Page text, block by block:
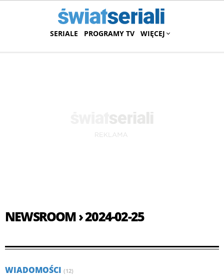
SERIALE PROGRAMY TV WIĘCEJ
NEWSROOM › 2024-02-25
WIADOMOŚCI (12)